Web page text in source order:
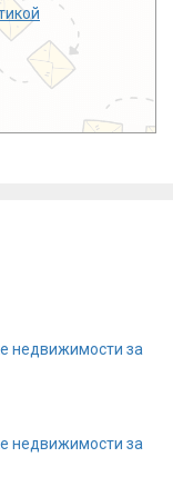
недвижимости за
недвижимости за